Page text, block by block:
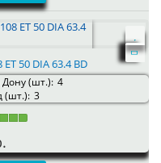
ET 50 DIA 63.4 BD
Дону (шт.): 4
(шт.): 3